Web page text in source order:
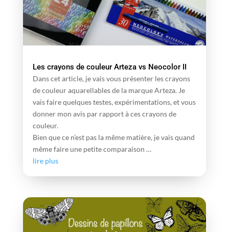
Les crayons de couleur Arteza vs Neocolor II
Dans cet article, je vais vous présenter les crayons
de couleur aquarellables de la marque Arteza. Je
vais faire quelques testes, expérimentations, et vous
donner mon avis par rapport à ces crayons de
couleur.
Bien que ce n’est pas la même matière, je vais quand
même faire une petite comparaison …
lire plus